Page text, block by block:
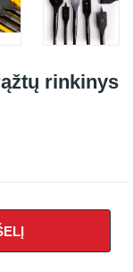
rinkinys